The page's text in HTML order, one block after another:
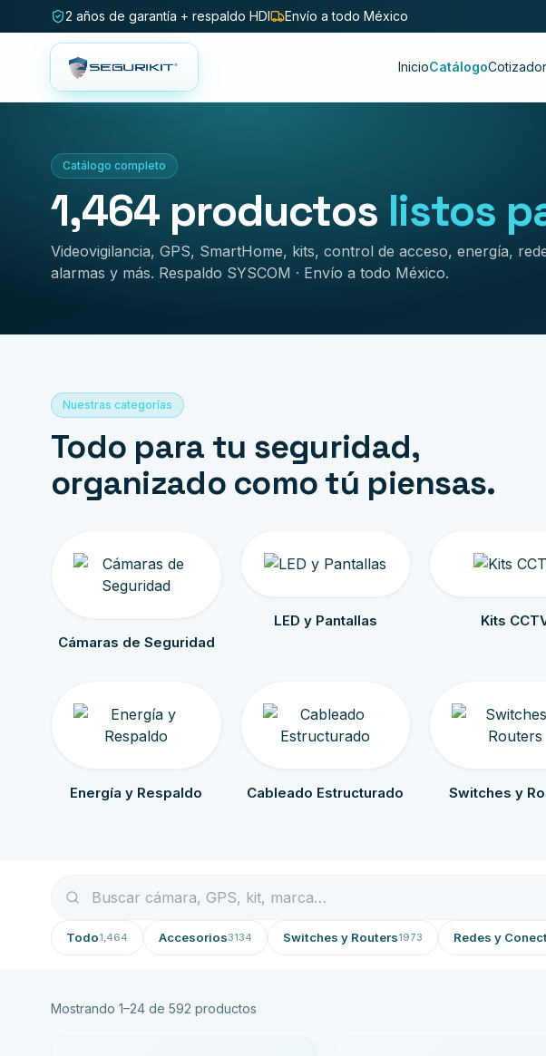
2 años de garantía + respaldo HDI Envío a todo México
InicioCatálogoCotizador
Catálogo completo
1,464 productos listos
Videovigilancia, GPS, SmartHome, kits, control de acceso, energía,
alarmas y más. Respaldo SYSCOM · Envío a todo México.
Nuestras categorías
Todo para tu seguridad,
organizado como tú piensas.
Cámaras de Seguridad
LED y Pantallas Kits
Energía y Respaldo Cableado Estructurado Switches y
Todo1,464 Accesorios3134 Switches y Routers1973 Redes y
Mostrando 1–24 de 592 productos